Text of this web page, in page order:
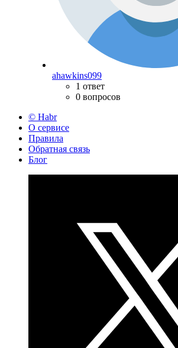
ahawkins099
1 ответ
0 вопросов
© Habr
О сервисе
Правила
Обратная связь
Блог